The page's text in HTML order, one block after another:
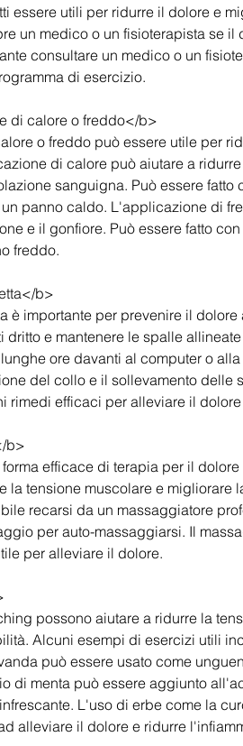
essere utili per ridurre il dolore e
un medico o un fisioterapista se il
consultare un medico o un
di esercizio.
di calore o freddo</b>
o freddo può essere utile per
di calore può aiutare a
sanguigna. Può essere fatto
panno caldo. L'applicazione di
e il gonfiore. Può essere fatto
freddo.
b>
è importante per prevenire il
dritto e mantenere le spalle
ore davanti al computer o alla
del collo e il sollevamento delle
rimedi efficaci per alleviare il
b>
efficace di terapia per il
la tensione muscolare e migliorare
recarsi da un massaggiatore
per auto-massaggiarsi. Il
per alleviare il dolore.
possono aiutare a ridurre la
Alcuni esempi di esercizi utili
può essere usato come
di menta può essere aggiunto
L'uso di erbe come la
alleviare il dolore e ridurre